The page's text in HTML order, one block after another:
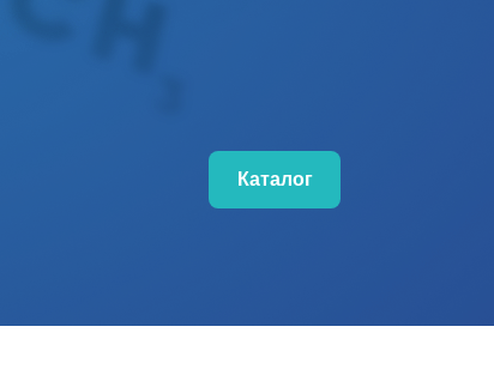
Каталог